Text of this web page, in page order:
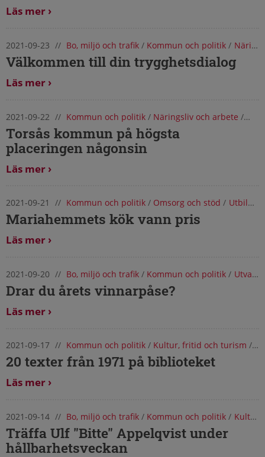
Läs mer
2021-09-23 // Bo, miljö och trafik/ Kommun och politik / Näringsliv och arbete
Välkommen till din trygghetsdialog
Läs mer
2021-09-22 // Kommun och politik/ Näringsliv och arbete /
Torsås kommun på högsta
placeringen någonsin
Läs mer
2021-09-21 // Kommun och politik/ Omsorg och stöd / Utbildning och förskola
Mariahemmets kök vann pris
Läs mer
2021-09-20 // Bo, miljö och trafik/ Kommun och politik / Utvalda nyheter
Drar du årets vinnarpåse?
Läs mer
2021-09-17 // Kommun och politik/ Kultur, fritid och turism /
20 texter från 1971 på biblioteket
Läs mer
2021-09-14 // Bo, miljö och trafik/ Kommun och politik / Kultur, fritid och turism
Träffa Ulf "Bitte" Appelqvist under
hållbarhetsveckan